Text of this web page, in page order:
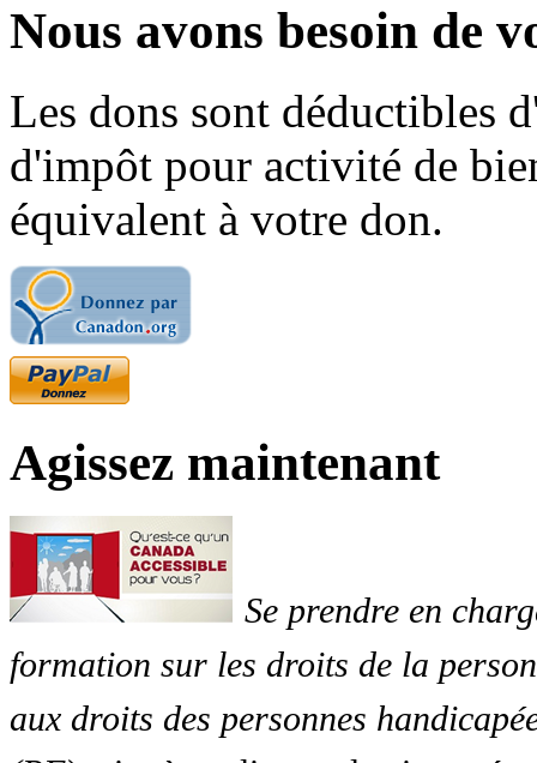
Nous avons besoin de
Les dons sont déductibles
d'impôt pour activité de
équivalent à votre don.
Agissez maintenant
Se prendre en
formation sur les droits de la
aux droits des personnes